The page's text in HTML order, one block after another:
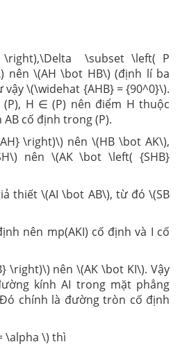
\subset \left( P
nên \(AH \bot HB\) (định lí ba
\(\widehat {AHB} = {90^0}\).
H ∈ (P) nên điểm H thuộc
cố định trong (P).
\right)\) nên \(HB \bot AK\),
nên \(AK \bot \left( {SHB}
thiết \(AI \bot AB\), từ đó \(SB
nên mp(AKI) cố định và I cố
\right)\) nên \(AK \bot KI\). Vậy
kính AI trong mặt phẳng
chính là đường tròn cố định
\alpha \) thì